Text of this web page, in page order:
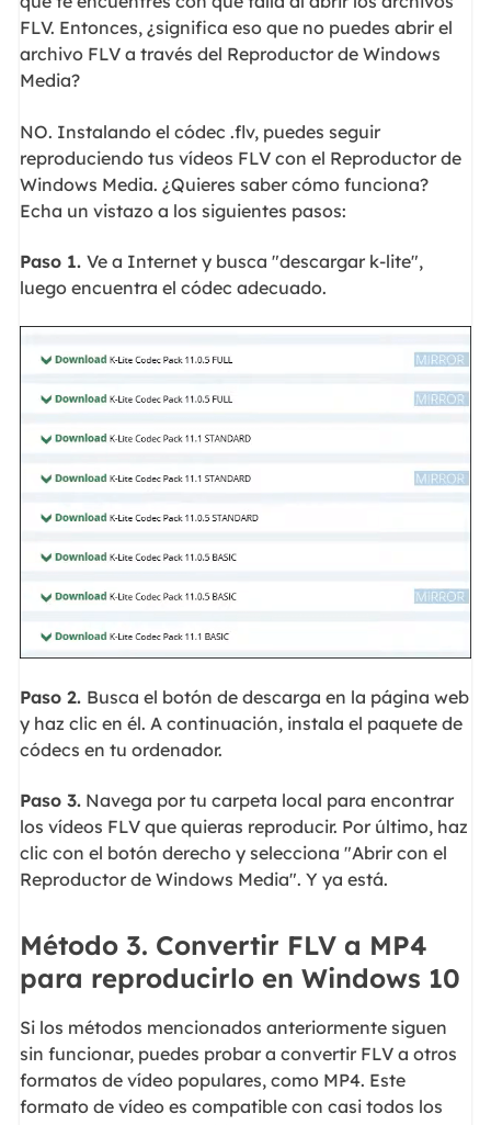
FLV. Entonces, ¿significa eso que no puedes abrir el
archivo FLV a través del Reproductor de Windows
Media?
NO. Instalando el códec .flv, puedes seguir
reproduciendo tus vídeos FLV con el Reproductor de
Windows Media. ¿Quieres saber cómo funciona?
Echa un vistazo a los siguientes pasos:
Paso 1. Ve a Internet y busca "descargar k-lite",
luego encuentra el códec adecuado.
Paso 2. Busca el botón de descarga en la página web
y haz clic en él. A continuación, instala el paquete de
códecs en tu ordenador.
Paso 3.Navega por tu carpeta local para encontrar
los vídeos FLV que quieras reproducir. Por último, haz
clic con el botón derecho y selecciona "Abrir con el
Reproductor de Windows Media". Y ya está.
Método 3. Convertir FLV a MP4
para reproducirlo en Windows 10
Si los métodos mencionados anteriormente siguen
sin funcionar, puedes probar a convertir FLV a otros
formatos de vídeo populares, como MP4. Este
formato de vídeo es compatible con casi todos los